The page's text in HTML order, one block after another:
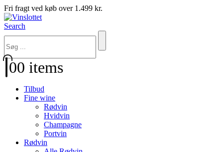
Fri fragt ved køb over 1.499 kr.
Search
00 items
Tilbud
Fine wine
Rødvin
Hvidvin
Champagne
Portvin
Rødvin